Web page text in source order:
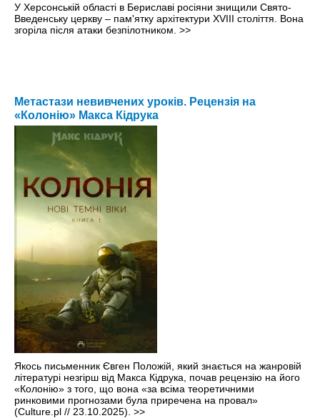
У Херсонській області в Бериславі росіяни знищили Свято-
Введенську церкву – пам'ятку архітектури XVIII століття. Вона
згоріла після атаки безпілотником. >>
Метастази невивчених уроків. Рецензія на
«Колонію» Макса Кідрука
Якось письменник Євген Положій, який знається на жанровій
літературі незгірш від Макса Кідрука, почав рецензію на його
«Колонію» з того, що вона «за всіма теоретичними
ринковими прогнозами була приречена на провал»
(Culture.pl // 23.10.2025). >>